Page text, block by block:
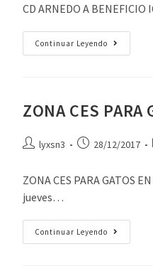
CD ARNEDO A
Continuar Leyendo
ZONA CES PARA
lyxsn3 28/12/2017
ZONA CES PARA GATOS
jueves…
Continuar Leyendo